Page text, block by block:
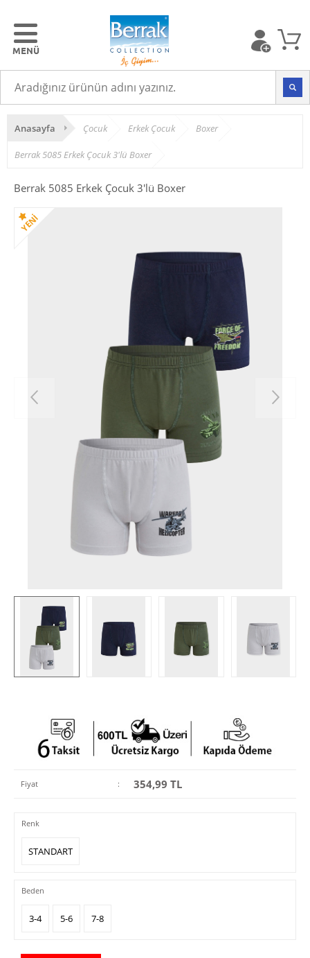
Anasayfa Çocuk Erkek Çocuk Boxer
Berrak 5085 Erkek Çocuk 3'lü Boxer
Berrak 5085 Erkek Çocuk 3'lü Boxer
Fiyat : 354,99 TL
Renk
STANDART
Beden
3-4 5-6 7-8